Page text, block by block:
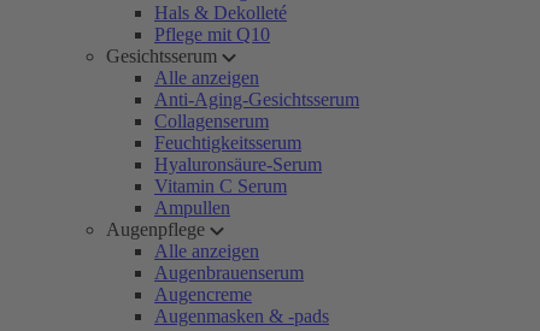
Hals & Dekolleté
Pflege mit Q10
Gesichtsserum
Alle anzeigen
Anti-Aging-Gesichtsserum
Collagenserum
Feuchtigkeitsserum
Hyaluronsäure-Serum
Vitamin C Serum
Ampullen
Augenpflege
Alle anzeigen
Augenbrauenserum
Augencreme
Augenmasken & -pads